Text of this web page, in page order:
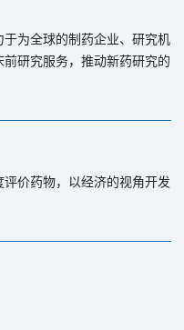
为全球的制药企业、研究机
研究服务，推动新药研究的
价药物，以经济的视角开发